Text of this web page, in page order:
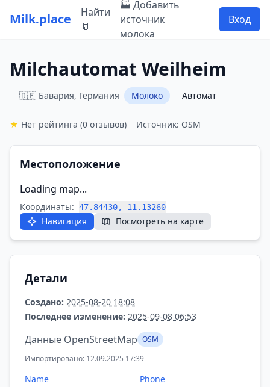
Milk.place
Найти
🥛
🏭 Добавить
источник
молока
Вход
Milchautomat Weilheim
🇩🇪 Бавария, Германия Молоко Автомат
★ Нет рейтинга (0 отзывов) Источник: OSM
Местоположение
Loading map...
Координаты: 47.84430, 11.13260
Навигация Посмотреть на карте
Детали
Создано: 2025-08-20 18:08
Последнее изменение: 2025-09-08 06:53
Данные OpenStreetMap OSM
Импортировано: 12.09.2025 17:39
Name
Phone